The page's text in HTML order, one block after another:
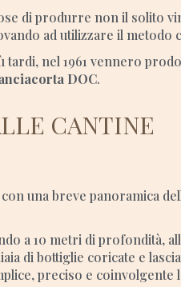
di produrre non il solito
ad utilizzare il metodo
tardi, nel 1961 vennero
DOC.
CANTINE
una breve panoramica
a 10 metri di profondità,
di bottiglie coricate e
preciso e